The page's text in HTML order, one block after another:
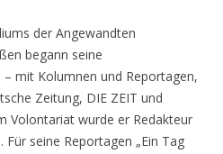
der Angewandten
begann seine
mit Kolumnen und Reportagen,
Zeitung, DIE ZEIT und
Volontariat wurde er Redakteur
seine Reportagen „Ein Tag